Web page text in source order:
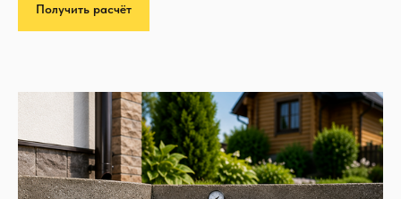
Получить расчёт